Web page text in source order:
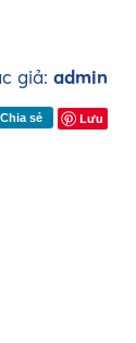
giả: admin
Chia sẻ Lưu